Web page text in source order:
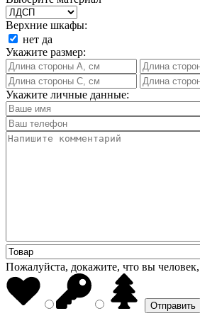
Верхние шкафы:
нет да
Укажите размер:
Укажите личные данные:
Пожалуйста, докажите, что вы